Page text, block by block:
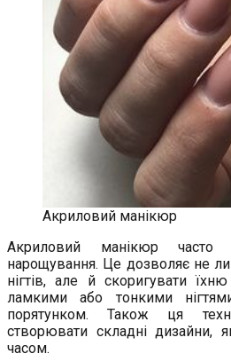
Акриловий манікюр
Акриловий манікюр часто
нарощування. Це дозволяє не
нігтів, але й скоригувати
ламкими або тонкими
порятунком. Також ця
створювати складні дизайни,
часом.